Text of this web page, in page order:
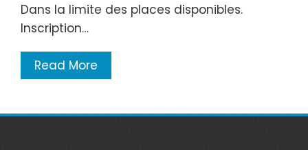
Dans la limite des places disponibles.
Inscription…
Read More